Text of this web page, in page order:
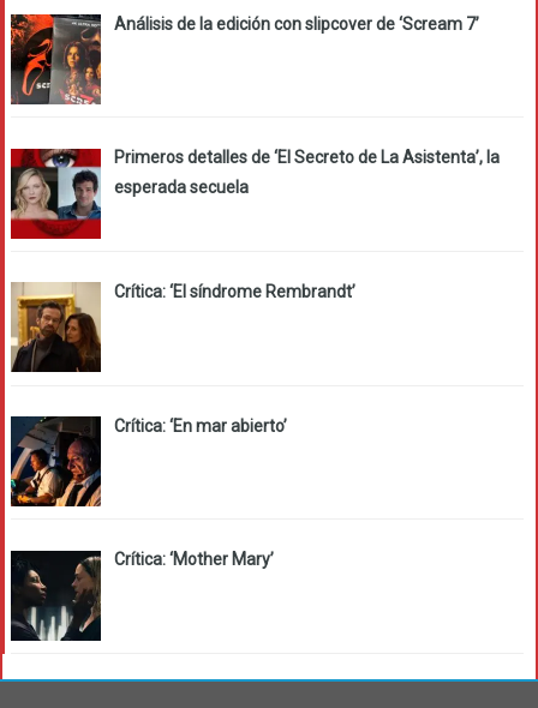
Análisis de la edición con slipcover de ‘Scream 7’
Primeros detalles de ‘El Secreto de La Asistenta’, la
esperada secuela
Crítica: ‘El síndrome Rembrandt’
Crítica: ‘En mar abierto’
Crítica: ‘Mother Mary’